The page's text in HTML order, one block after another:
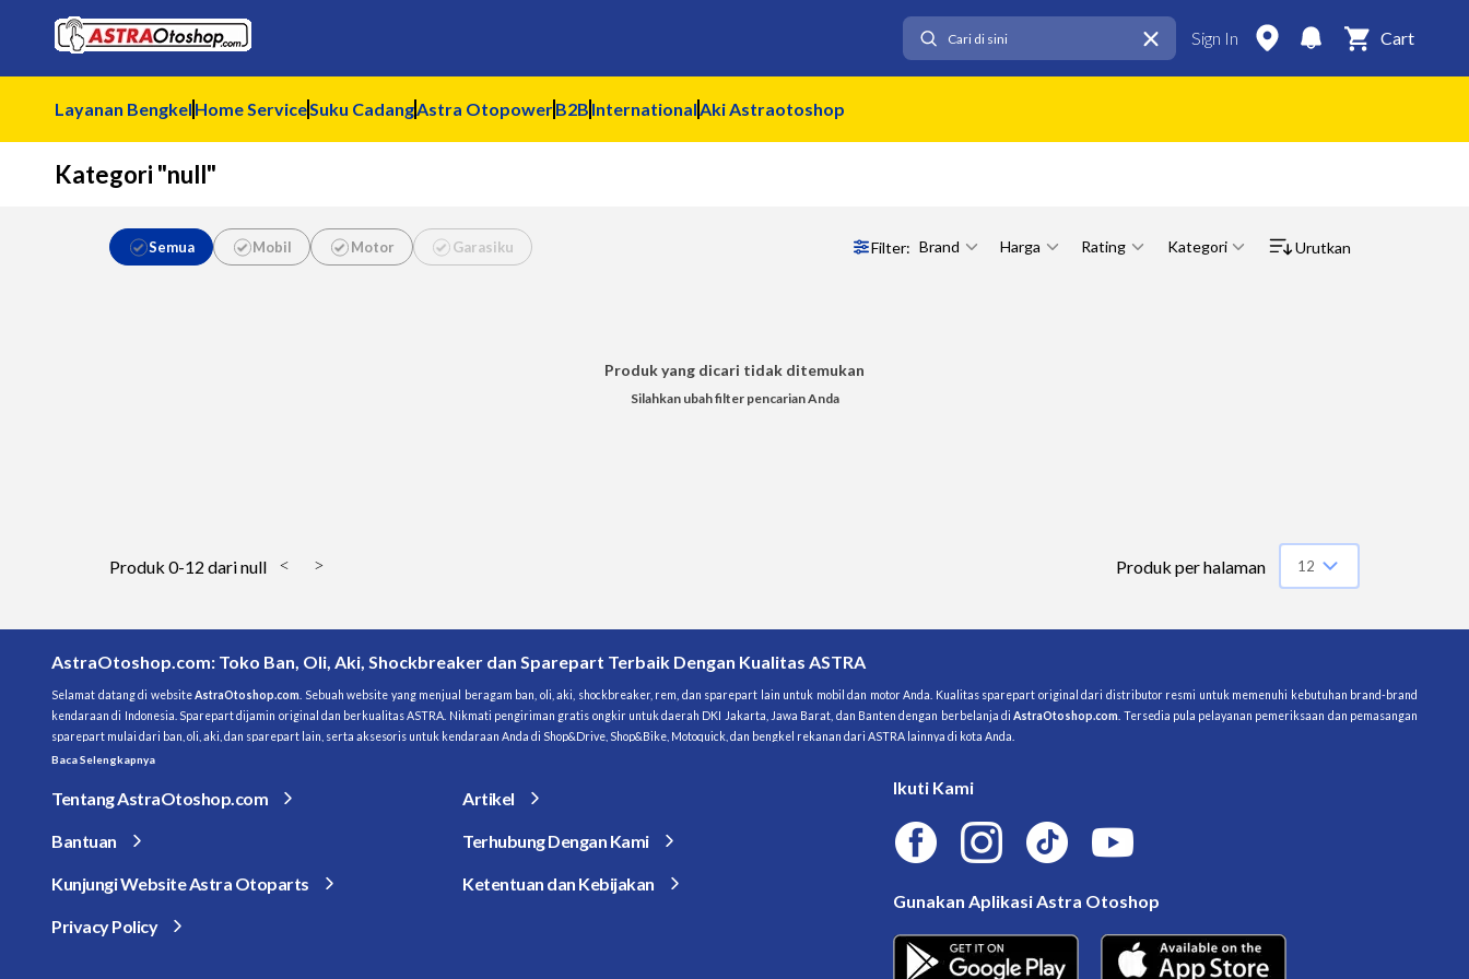
Sign In Cart
Layanan Bengkel Home ServiceSuku CadangAstra OtopowerB2B InternationalAki Astraotoshop
Kategori "null"
Semua Mobil Motor Garasiku Filter: Brand Harga Rating Kategori Urutkan
Produk yang dicari tidak ditemukan
Silahkan ubah filter pencarian Anda
Produk 0-12 dari null < > Produk per halaman 12
36
AstraOtoshop.com: Toko Ban, Oli, Aki, Shockbreaker dan Sparepart Terbaik Dengan Kualitas ASTRA
Selamat datang di website AstraOtoshop.com . Sebuah website yang menjual beragam ban, oli, aki, shockbreaker, rem, dan sparepart lain untuk mobil dan motor Anda. Kualitas sparepart original dari distributor resmi untuk memenuhi kebutuhan brand-brand
kendaraan di Indonesia. Sparepart dijamin original dan berkualitas ASTRA. Nikmati pengiriman gratis ongkir untuk daerah DKI Jakarta, Jawa Barat, dan Banten dengan berbelanja di AstraOtoshop.com . Tersedia pula pelayanan pemeriksaan dan pemasangan
sparepart mulai dari ban, oli, aki, dan sparepart lain, serta aksesoris untuk kendaraan Anda di Shop&Drive, Shop&Bike, Motoquick, dan bengkel rekanan dari ASTRA lainnya di kota Anda.
Baca Selengkapnya
Tentang AstraOtoshop.com Artikel
Bantuan Terhubung Dengan Kami
Kunjungi Website Astra Otoparts Ketentuan dan Kebijakan
Privacy Policy
Ikuti Kami
Gunakan Aplikasi Astra Otoshop